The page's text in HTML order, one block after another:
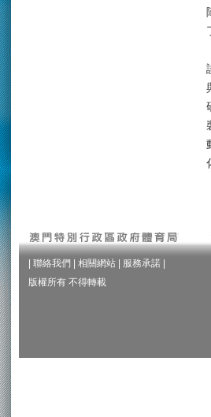
聯絡我們 相關網站 服務承諾
版權所有 不得轉載